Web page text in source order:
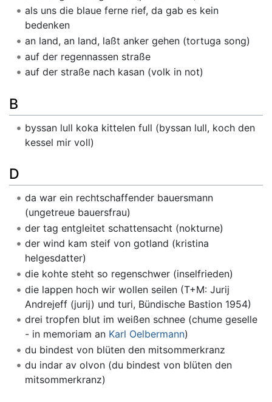
als uns die blaue ferne rief, da gab es kein
bedenken
an land, an land, laßt anker gehen (tortuga song)
auf der regennassen straße
auf der straße nach kasan (volk in not)
B
byssan lull koka kittelen full (byssan lull, koch den
kessel mir voll)
D
da war ein rechtschaffender bauersmann
(ungetreue bauersfrau)
der tag entgleitet schattensacht (nokturne)
der wind kam steif von gotland (kristina
helgesdatter)
die kohte steht so regenschwer (inselfrieden)
die lappen hoch wir wollen seilen (T+M: Jurij
Andrejeff (jurij) und turi, Bündische Bastion 1954)
drei tropfen blut im weißen schnee (chume geselle
- in memoriam an Karl Oelbermann)
du bindest von blüten den mitsommerkranz
du indar av olvon (du bindest von blüten den
mitsommerkranz)